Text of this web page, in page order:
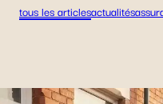
tous les articlesactualités